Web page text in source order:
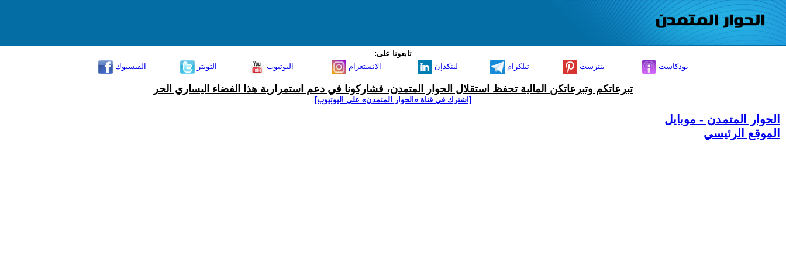
تابعونا على:
الفيسبوك
التويتر اليوتيوب الانستغرام لينكدإن تيلكرام بنترست بودكاست
تبرعاتكم وتبرعاتكن المالية تحفظ استقلال الحوار المتمدن، فشاركونا في دعم استمرارية هذا الفضاء اليساري الحر
[اشترك في قناة ‫«الحوار المتمدن» على اليوتيوب]
الحوار المتمدن - موبايل
الموقع الرئيسي